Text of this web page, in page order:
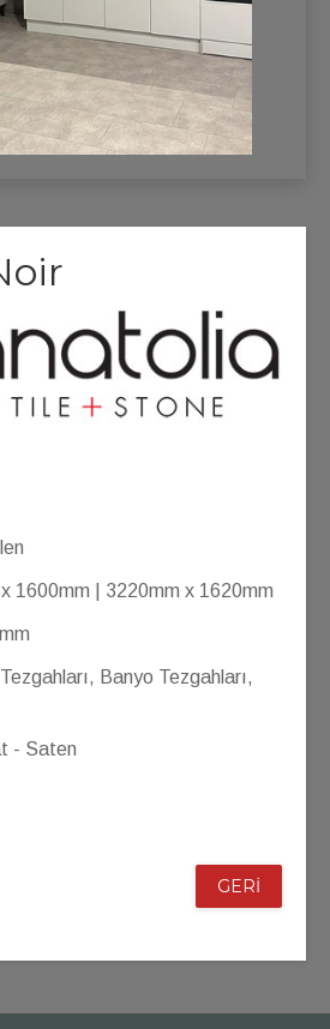
1600mm | 3220mm x 1620mm
Banyo Tezgahları,
- Saten
GERİ